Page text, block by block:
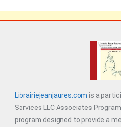
Librairiejeanjaures.com is a
Services LLC Associates
program designed to provide a